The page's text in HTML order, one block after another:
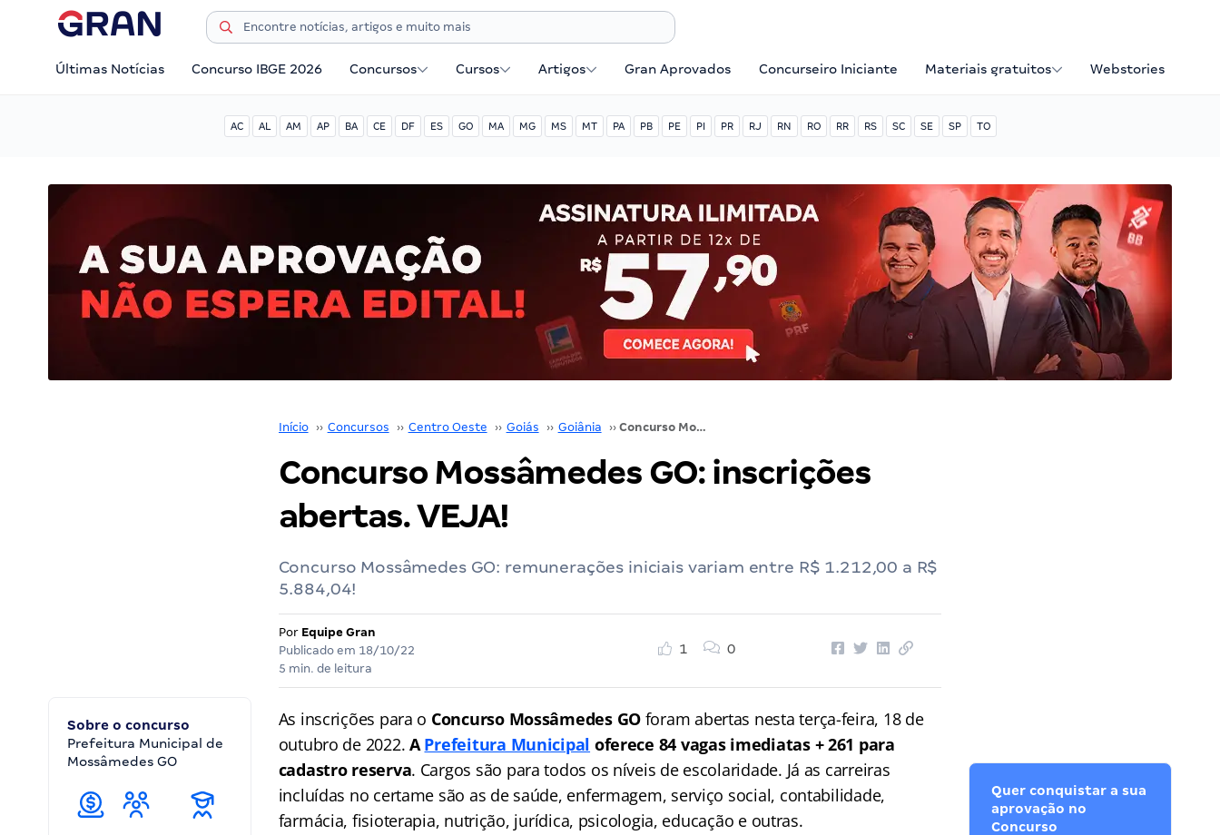
Últimas Notícias Concurso IBGE 2026 Concursos Cursos Artigos Gran Aprovados Concurseiro Iniciante Materiais gratuitos Webstories
AC AL AM AP BA CE DF ES GO MA MG MS MT PA PB PE PI PR RJ RN RO RR RS SC SE SP TO
Início ›› Concursos ›› Centro Oeste ›› Goiás ›› Goiânia ›› Concurso Mossâmedes GO: inscrições abertas. VEJA!
Concurso Mossâmedes GO: inscrições
abertas. VEJA!
Concurso Mossâmedes GO: remunerações iniciais variam entre R$ 1.212,00 a R$
5.884,04!
Por Equipe Gran
Publicado em 18/10/22
5 min. de leitura
1 0
Sobre o concurso
Prefeitura Municipal de
Mossâmedes GO
As inscrições para o Concurso Mossâmedes GO foram abertas nesta terça-feira, 18 de
outubro de 2022.APrefeitura Municipal oferece 84 vagas imediatas + 261 para
cadastro reserva. Cargos são para todos os níveis de escolaridade. Já as carreiras
incluídas no certame são as de saúde, enfermagem, serviço social, contabilidade,
farmácia, fisioterapia, nutrição, jurídica, psicologia, educação e outras.
Quer conquistar a sua
aprovação no
Concurso